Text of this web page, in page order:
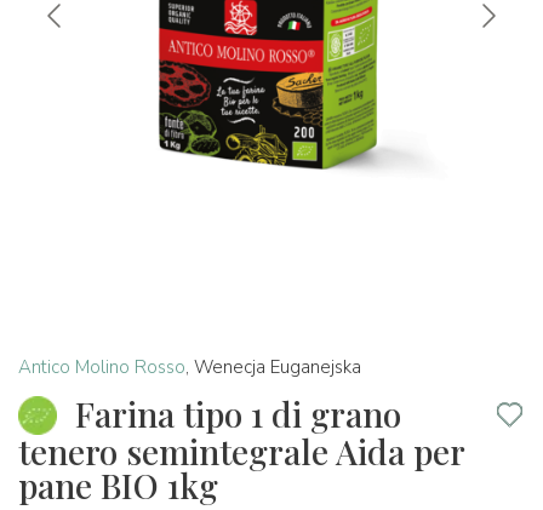
Antico Molino Rosso, Wenecja Euganejska
Farina tipo 1 di grano
tenero semintegrale Aida per
pane BIO 1kg